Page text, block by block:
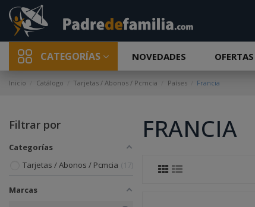
CATEGORÍAS NOVEDADES OFERTAS
Inicio Catálogo Tarjetas / Abonos / Pcmcia Países Francia
FRANCIA
Filtrar por
Categorías
Tarjetas / Abonos / Pcmcia
17
Marcas